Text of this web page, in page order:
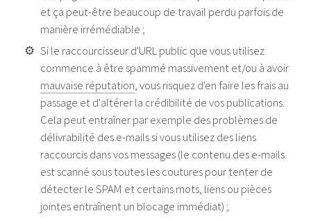
et ça peut-être beaucoup de travail perdu parfois de
manière irrémédiable ;
Si le raccourcisseur d'URL public que vous utilisez
commence à être spammé massivement et/ou à avoir
mauvaise réputation, vous risquez d'en faire les frais au
passage et d'altérer la crédibilité de vos publications.
Cela peut entraîner par exemple des problèmes de
délivrabilité des e-mails si vous utilisez des liens
raccourcis dans vos messages (le contenu des e-mails
est scanné sous toutes les coutures pour tenter de
détecter le SPAM et certains mots, liens ou pièces
jointes entraînent un blocage immédiat) ;